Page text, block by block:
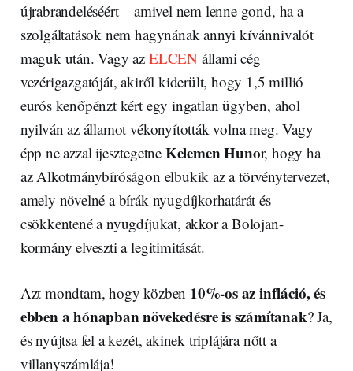
újrabrandeléséért – amivel nem lenne gond, ha a
szolgáltatások nem hagynának annyi kívánnivalót
maguk után. Vagy az ELCENállami cég
vezérigazgatóját, akiről kiderült, hogy 1,5 millió
eurós kenőpénzt kért egy ingatlan ügyben, ahol
nyilván az államot vékonyították volna meg. Vagy
épp ne azzal ijesztegetne Kelemen Hunor, hogy ha
az Alkotmánybíróságon elbukik az a törvénytervezet,
amely növelné a bírák nyugdíjkorhatárát és
csökkentené a nyugdíjukat, akkor a Bolojan-
kormány elveszti a legitimitását.
Azt mondtam, hogy közben 10%-os az infláció, és
ebben a hónapban növekedésre is számítanak? Ja,
és nyújtsa fel a kezét, akinek triplájára nőtt a
villanyszámlája!